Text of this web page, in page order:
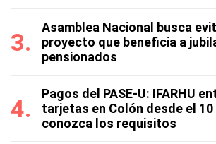
Asamblea Nacional busca
proyecto que beneficia a
pensionados
Pagos del PASE-U: IFARHU
tarjetas en Colón desde el
conozca los requisitos